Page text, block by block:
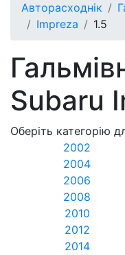
Авторасходнік
Impreza
1.5
Subaru
Оберіть категорію
2002
2004
2006
2008
2010
2012
2014